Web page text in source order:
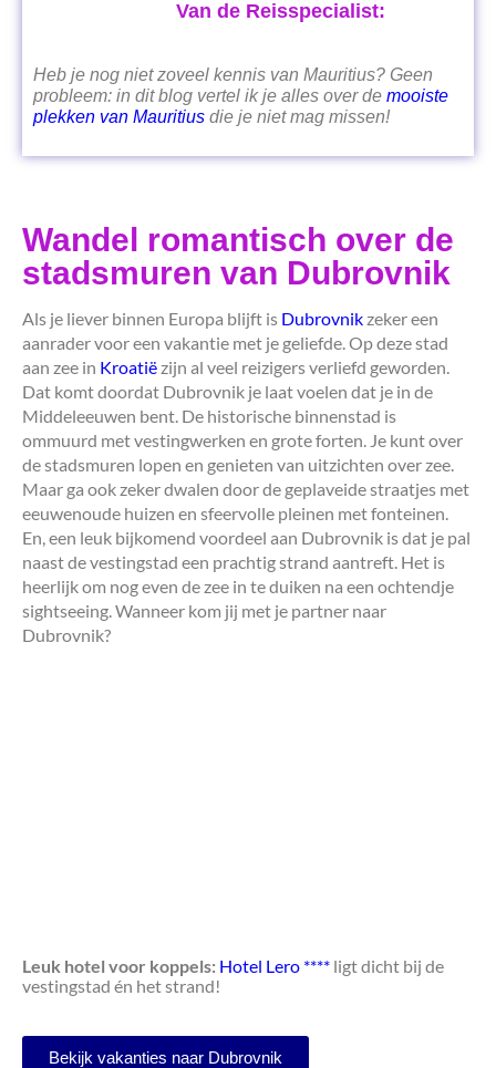
Van de Reisspecialist:
Heb je nog niet zoveel kennis van Mauritius? Geen
probleem: in dit blog vertel ik je alles over de mooiste
plekken van Mauritius die je niet mag missen!
Wandel romantisch over de
stadsmuren van Dubrovnik
Als je liever binnen Europa blijft is Dubrovnikzeker een
aanrader voor een vakantie met je geliefde. Op deze stad
aan zee in Kroatiëzijn al veel reizigers verliefd geworden.
Dat komt doordat Dubrovnik je laat voelen dat je in de
Middeleeuwen bent. De historische binnenstad is
ommuurd met vestingwerken en grote forten. Je kunt over
de stadsmuren lopen en genieten van uitzichten over zee.
Maar ga ook zeker dwalen door de geplaveide straatjes met
eeuwenoude huizen en sfeervolle pleinen met fonteinen.
En, een leuk bijkomend voordeel aan Dubrovnik is dat je pal
naast de vestingstad een prachtig strand aantreft. Het is
heerlijk om nog even de zee in te duiken na een ochtendje
sightseeing. Wanneer kom jij met je partner naar
Dubrovnik?
Leuk hotel voor koppels: Hotel Lero **** ligt dicht bij de
vestingstad én het strand!
Bekijk vakanties naar Dubrovnik